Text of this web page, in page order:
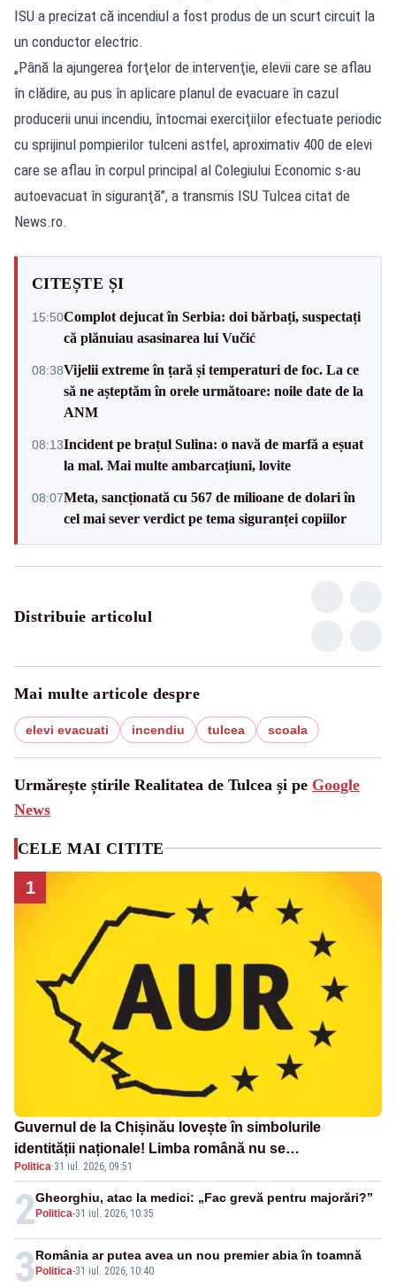
ISU a precizat că incendiul a fost produs de un scurt circuit la
un conductor electric.
„Până la ajungerea forţelor de intervenţie, elevii care se aflau
în clădire, au pus în aplicare planul de evacuare în cazul
producerii unui incendiu, întocmai exerciţiilor efectuate periodic
cu sprijinul pompierilor tulceni astfel, aproximativ 400 de elevi
care se aflau în corpul principal al Colegiului Economic s-au
autoevacuat în siguranţă”, a transmis ISU Tulcea citat de
News.ro.
CITEȘTE ȘI
15:50Complot dejucat în Serbia: doi bărbați, suspectați
că plănuiau asasinarea lui Vučić
08:38Vijelii extreme în țară și temperaturi de foc. La ce
să ne așteptăm în orele următoare: noile date de la
ANM
08:13Incident pe brațul Sulina: o navă de marfă a eșuat
la mal. Mai multe ambarcațiuni, lovite
08:07Meta, sancționată cu 567 de milioane de dolari în
cel mai sever verdict pe tema siguranței copiilor
Distribuie articolul
Mai multe articole despre
elevi evacuati incendiu tulcea scoala
Urmărește știrile Realitatea de Tulcea și pe Google
News
CELE MAI CITITE
1
Guvernul de la Chișinău lovește în simbolurile
identității naționale! Limba română nu se
economisește! Limba română se sărbătorește!
Politica·31 iul. 2026, 09:51
2 Politica-31 iul. 2026, 10:35
Gheorghiu, atac la medici: „Fac grevă pentru majorări?”
3 Politica-31 iul. 2026, 10:40
România ar putea avea un nou premier abia în toamnă